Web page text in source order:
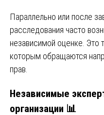
Параллельно или после
расследования часто
независимой оценке. Это
которым обращаются
прав.
Независимые
организации 📊